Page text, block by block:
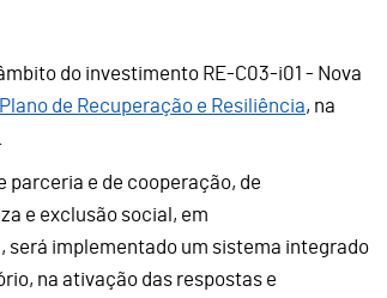
do investimento RE-C03-i01 - Nova
Plano de Recuperação e Resiliência, na
parceria e de cooperação, de
e exclusão social, em
será implementado um sistema integrado
na ativação das respostas e